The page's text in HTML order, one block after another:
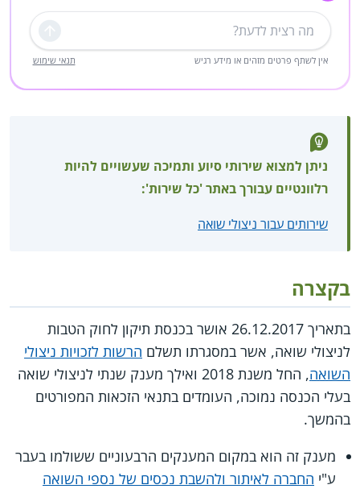
שליחה
אין לשתף פרטים מזהים או מידע רגיש תנאי שימוש
ניתן למצוא שירותי סיוע ותמיכה שעשויים להיות
רלוונטיים עבורך באתר 'כל שירות':
שירותים עבור ניצולי שואה
בקצרה
בתאריך 26.12.2017 אושר בכנסת תיקון לחוק הטבות
לניצולי שואה, אשר במסגרתו תשלם הרשות לזכויות ניצולי
השואה
, החל משנת 2018 ואילך מענק שנתי לניצולי שואה
בעלי הכנסה נמוכה, העומדים בתנאי הזכאות המפורטים
בהמשך.
מענק זה הוא במקום המענקים הרבעוניים ששולמו בעבר
ע"י החברה לאיתור ולהשבת נכסים של נספי השואה